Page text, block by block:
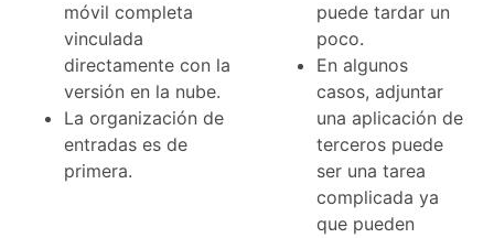
móvil completa
vinculada
directamente con la
versión en la nube.
La organización de
entradas es de
primera.
puede tardar un
poco.
En algunos
casos, adjuntar
una aplicación de
terceros puede
ser una tarea
complicada ya
que pueden